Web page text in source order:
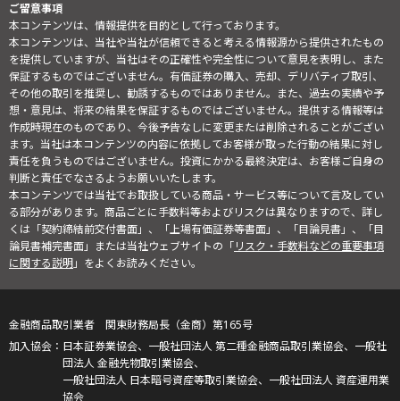
ご留意事項
本コンテンツは、情報提供を目的として行っております。
本コンテンツは、当社や当社が信頼できると考える情報源から提供されたもの
を提供していますが、当社はその正確性や完全性について意見を表明し、また
保証するものではございません。有価証券の購入、売却、デリバティブ取引、
その他の取引を推奨し、勧誘するものではありません。また、過去の実績や予
想・意見は、将来の結果を保証するものではございません。提供する情報等は
作成時現在のものであり、今後予告なしに変更または削除されることがござい
ます。当社は本コンテンツの内容に依拠してお客様が取った行動の結果に対し
責任を負うものではございません。投資にかかる最終決定は、お客様ご自身の
判断と責任でなさるようお願いいたします。
本コンテンツでは当社でお取扱している商品・サービス等について言及してい
る部分があります。商品ごとに手数料等およびリスクは異なりますので、詳し
くは「契約締結前交付書面」、「上場有価証券等書面」、「目論見書」、「目
論見書補完書面」または当社ウェブサイトの「リスク・手数料などの重要事項
に関する説明」をよくお読みください。
金融商品取引業者 関東財務局長（金商）第165号
日本証券業協会、一般社団法人 第二種金融商品取引業協会、一般社
団法人 金融先物取引業協会、
一般社団法人 日本暗号資産等取引業協会、一般社団法人 資産運用業
協会